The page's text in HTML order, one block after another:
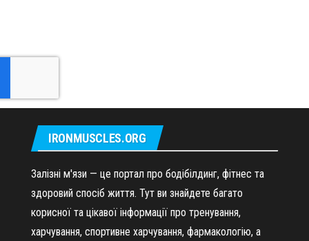
IRONMUSCLES.ORG
Залізні м'язи — це портал про бодібілдинг, фітнес та
здоровий спосіб життя. Тут ви знайдете багато
корисної та цікавої інформації про тренування,
харчування, спортивне харчування, фармакологію, а